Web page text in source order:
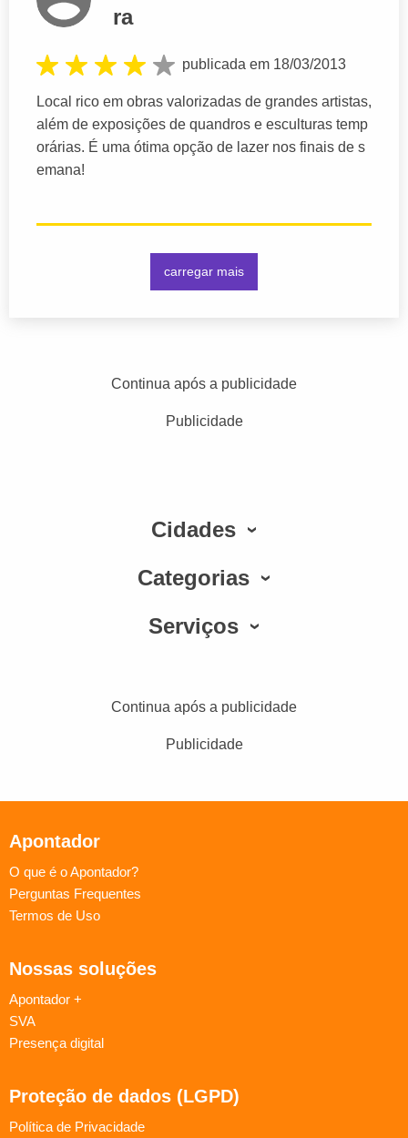
ra
publicada em 18/03/2013
Local rico em obras valorizadas de grandes artistas,
além de exposições de quandros e esculturas temp
orárias. É uma ótima opção de lazer nos finais de s
emana!
carregar mais
Continua após a publicidade
Publicidade
Cidades
Categorias
Serviços
Continua após a publicidade
Publicidade
Apontador
O que é o Apontador?
Perguntas Frequentes
Termos de Uso
Nossas soluções
Apontador +
SVA
Presença digital
Proteção de dados (LGPD)
Política de Privacidade